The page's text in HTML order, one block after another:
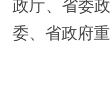
政厅、省委
委、省政府